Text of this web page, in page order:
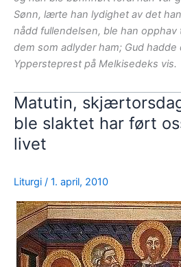
Sønn, lærte han lydighet av det
nådd fullendelsen, ble han opphav
dem som adlyder ham; Gud
Yppersteprest på Melkisedeks vis.
Matutin,
ble slaktet har ført
livet
Liturgi / 1. april, 2010